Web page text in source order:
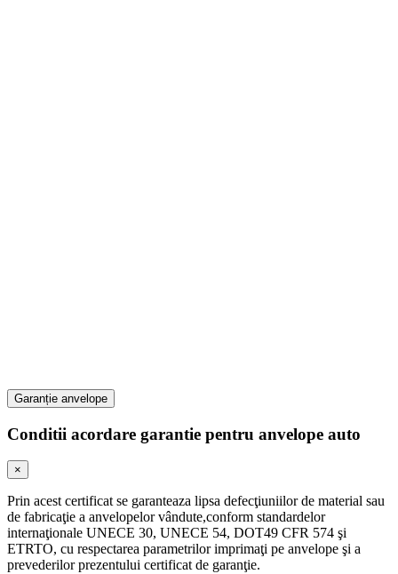
Garanție anvelope
Conditii acordare garantie pentru anvelope auto
×
Prin acest certificat se garanteaza lipsa defecţiuniilor de material sau
de fabricaţie a anvelopelor vândute,conform standardelor
internaţionale UNECE 30, UNECE 54, DOT49 CFR 574 şi
ETRTO, cu respectarea parametrilor imprimaţi pe anvelope şi a
prevederilor prezentului certificat de garanţie.